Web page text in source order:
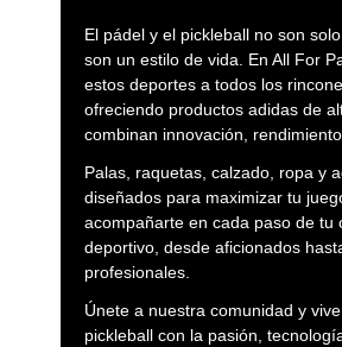
El pádel y el pickleball no son
son un estilo de vida. En All For
estos deportes a todos los
ofreciendo productos adidas de
combinan innovación, rendimiento
Palas, raquetas, calzado, ropa y
diseñados para maximizar tu
acompañarte en cada paso de tu
deportivo, desde aficionados
profesionales.
Únete a nuestra comunidad y
pickleball con la pasión,